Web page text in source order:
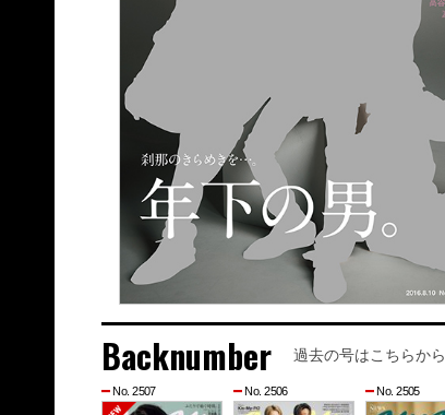
Backnumber 過去の号はこちらから
No. 2507 No. 2506 No. 2505